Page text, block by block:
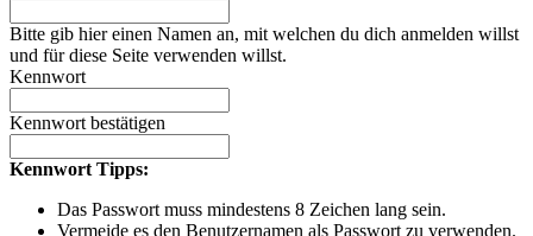
Bitte gib hier einen Namen an, mit welchen du dich anmelden willst
und für diese Seite verwenden willst.
Kennwort
Kennwort bestätigen
Kennwort Tipps:
Das Passwort muss mindestens 8 Zeichen lang sein.
Vermeide es den Benutzernamen als Passwort zu verwenden.